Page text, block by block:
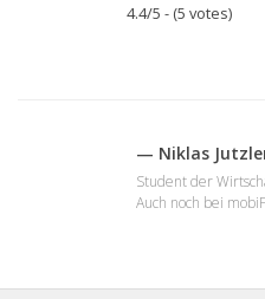
4.4/5 - (5 votes)
— Niklas
Student der
Auch noch bei